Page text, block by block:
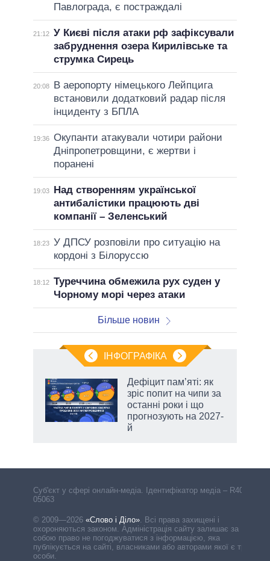
Павлограда, є постраждалі
21:12 У Києві після атаки рф зафіксували
забруднення озера Кирилівське та
струмка Сирець
20:08
В аеропорту німецького Лейпцига
встановили додатковий радар після
інциденту з БПЛА
19:36 Окупанти атакували чотири райони
Дніпропетровщини, є жертви і
поранені
19:03
Над створенням української
антибалістики працюють дві
компанії – Зеленський
18:23 У ДПСУ розповіли про ситуацію на
кордоні з Білоруссю
18:12 Туреччина обмежила рух суден у
Чорному морі через атаки
Більше новин
ІНФОГРАФІКА
Дефіцит пам’яті: як
зріс попит на чипи за
останні роки і що
прогнозують на 2027-
й
Cуб'єкт у сфері онлайн-медіа. Ідентифікатор медіа – R40-
05063
© 2009—2026 «Слово і Діло»
Всі права захищені і
охороняються законом. Адміністрація сайту залишає за
собою право не погоджуватися з інформацією, яка
публікується на сайті, власниками або авторами якої є треті
особи.